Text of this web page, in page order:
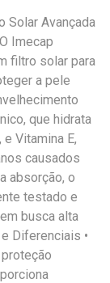
Solar Avançada
Imecap
filtro solar para
a pele
que hidrata
Vitamina E,
causados
absorção, o
testado e
busca alta
Diferenciais •